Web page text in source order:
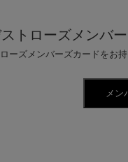
トローズメンバ
ーズメンバーズカードをお